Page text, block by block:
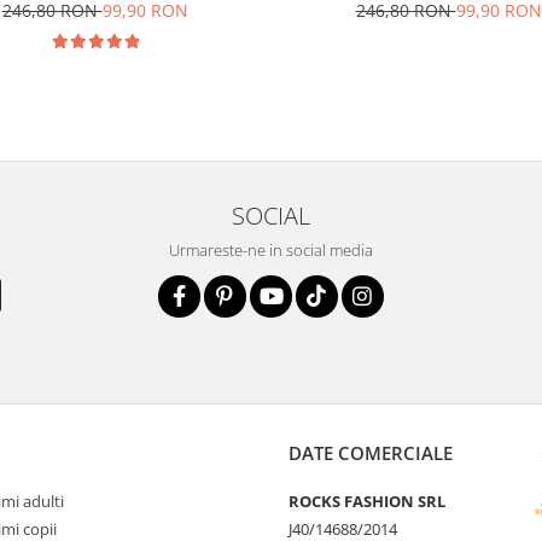
246,80 RON99,90 RON 246,80 RON99,90 RON
SOCIAL
Urmareste-ne in social media
adulti
copii
DATE COMERCIALE
ROCKS FASHION SRL
J40/14688/2014